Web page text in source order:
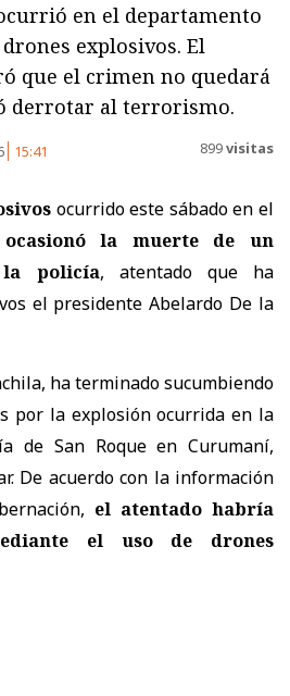
en el departamento
explosivos. El
que el crimen no quedará
derrotar al terrorismo.
15:41 899visitas
ocurrido este sábado en el
ocasionó la muerte de un
la policía, atentado que ha
el presidente Abelardo De la
ha terminado sucumbiendo
por la explosión ocurrida en la
de San Roque en Curumaní,
De acuerdo con la información
el atentado habría
el uso de drones